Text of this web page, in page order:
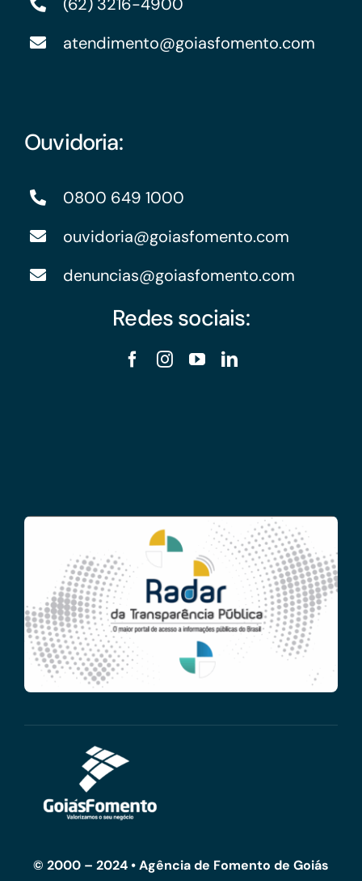
(62) 3216-4900
atendimento@goiasfomento.com
Ouvidoria:
0800 649 1000
ouvidoria@goiasfomento.com
denuncias@goiasfomento.com
Redes sociais:
© 2000 – 2024 • Agência de Fomento de Goiás